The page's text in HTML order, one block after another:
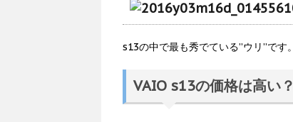
s13の中で最も秀でている”ウリ”です。
VAIO s13の価格は高い？